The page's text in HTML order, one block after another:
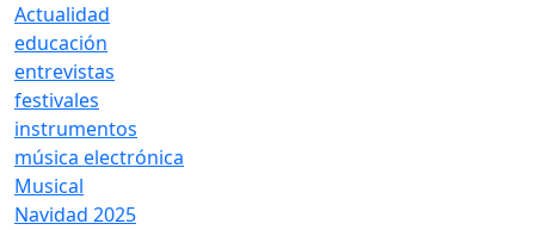
Actualidad
educación
entrevistas
festivales
instrumentos
música electrónica
Musical
Navidad 2025